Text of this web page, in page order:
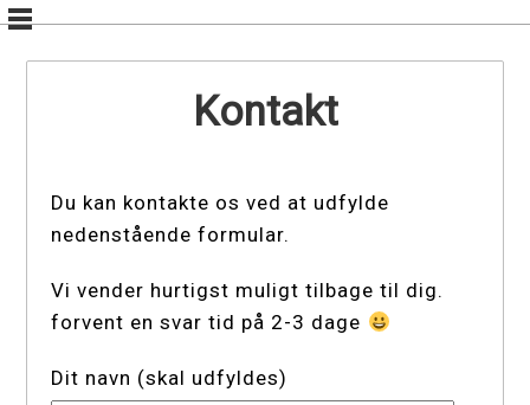
Skip
to
content
Kontakt
Du kan kontakte os ved at udfylde
nedenstående formular.
Vi vender hurtigst muligt tilbage til dig.
forvent en svar tid på 2-3 dage
Dit navn (skal udfyldes)